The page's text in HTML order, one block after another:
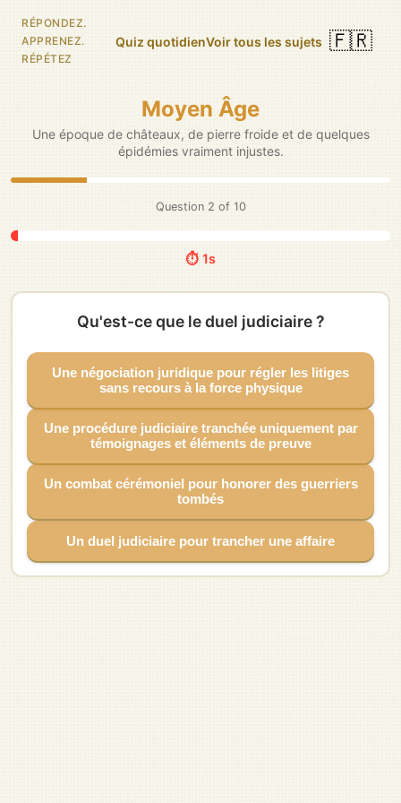
RÉPONDEZ.
APPRENEZ.
RÉPÉTEZ
Quiz quotidienVoir tous les sujets 🇫🇷
Moyen Âge
Une époque de châteaux, de pierre froide et de quelques
épidémies vraiment injustes.
Question 3 of 10
⏱️ 5s
Quel est le terme médiéval pour une
défendable, souvent possédée par des
nobles ?
Parcelle de bourgage
Maison-tour
Manoir urbain